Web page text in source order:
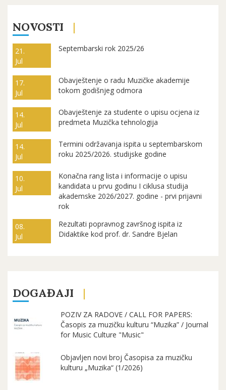
NOVOSTI
21.
Jul
Septembarski rok 2025/26
17.
Jul
Obavještenje o radu Muzičke akademije
tokom godišnjeg odmora
14.
Jul
Obavještenje za studente o upisu ocjena iz
predmeta Muzička tehnologija
14.
Jul
Termini održavanja ispita u septembarskom
roku 2025/2026. studijske godine
10.
Jul
Konačna rang lista i informacije o upisu
kandidata u prvu godinu I ciklusa studija
akademske 2026/2027. godine - prvi prijavni
rok
08.
Jul
Rezultati popravnog završnog ispita iz
Didaktike kod prof. dr. Sandre Bjelan
DOGAĐAJI
POZIV ZA RADOVE / CALL FOR PAPERS:
Časopis za muzičku kulturu “Muzika” / Journal
for Music Culture "Music"
Objavljen novi broj Časopisa za muzičku
kulturu „Muzika“ (1/2026)